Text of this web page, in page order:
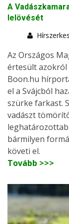
A
lelövését
Az Országos
értesült azokról
Boon.hu
el a Svájcból
szürke farkast.
vadászt
bármilyen
követi el.
Tovább >>>